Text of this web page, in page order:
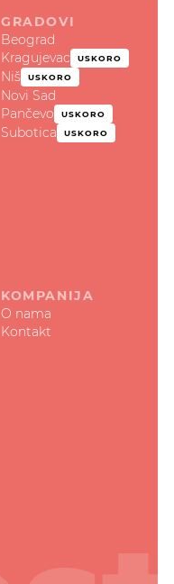
GRADOVI
Beograd
Kragujevac
USKORO
Niš USKORO
Novi Sad
Pančevo
USKORO
Subotica USKORO
KOMPANIJA
O nama
Kontakt